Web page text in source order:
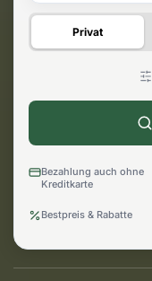
Privat
Bezahlung auch ohne
Kreditkarte
Bestpreis & Rabatte